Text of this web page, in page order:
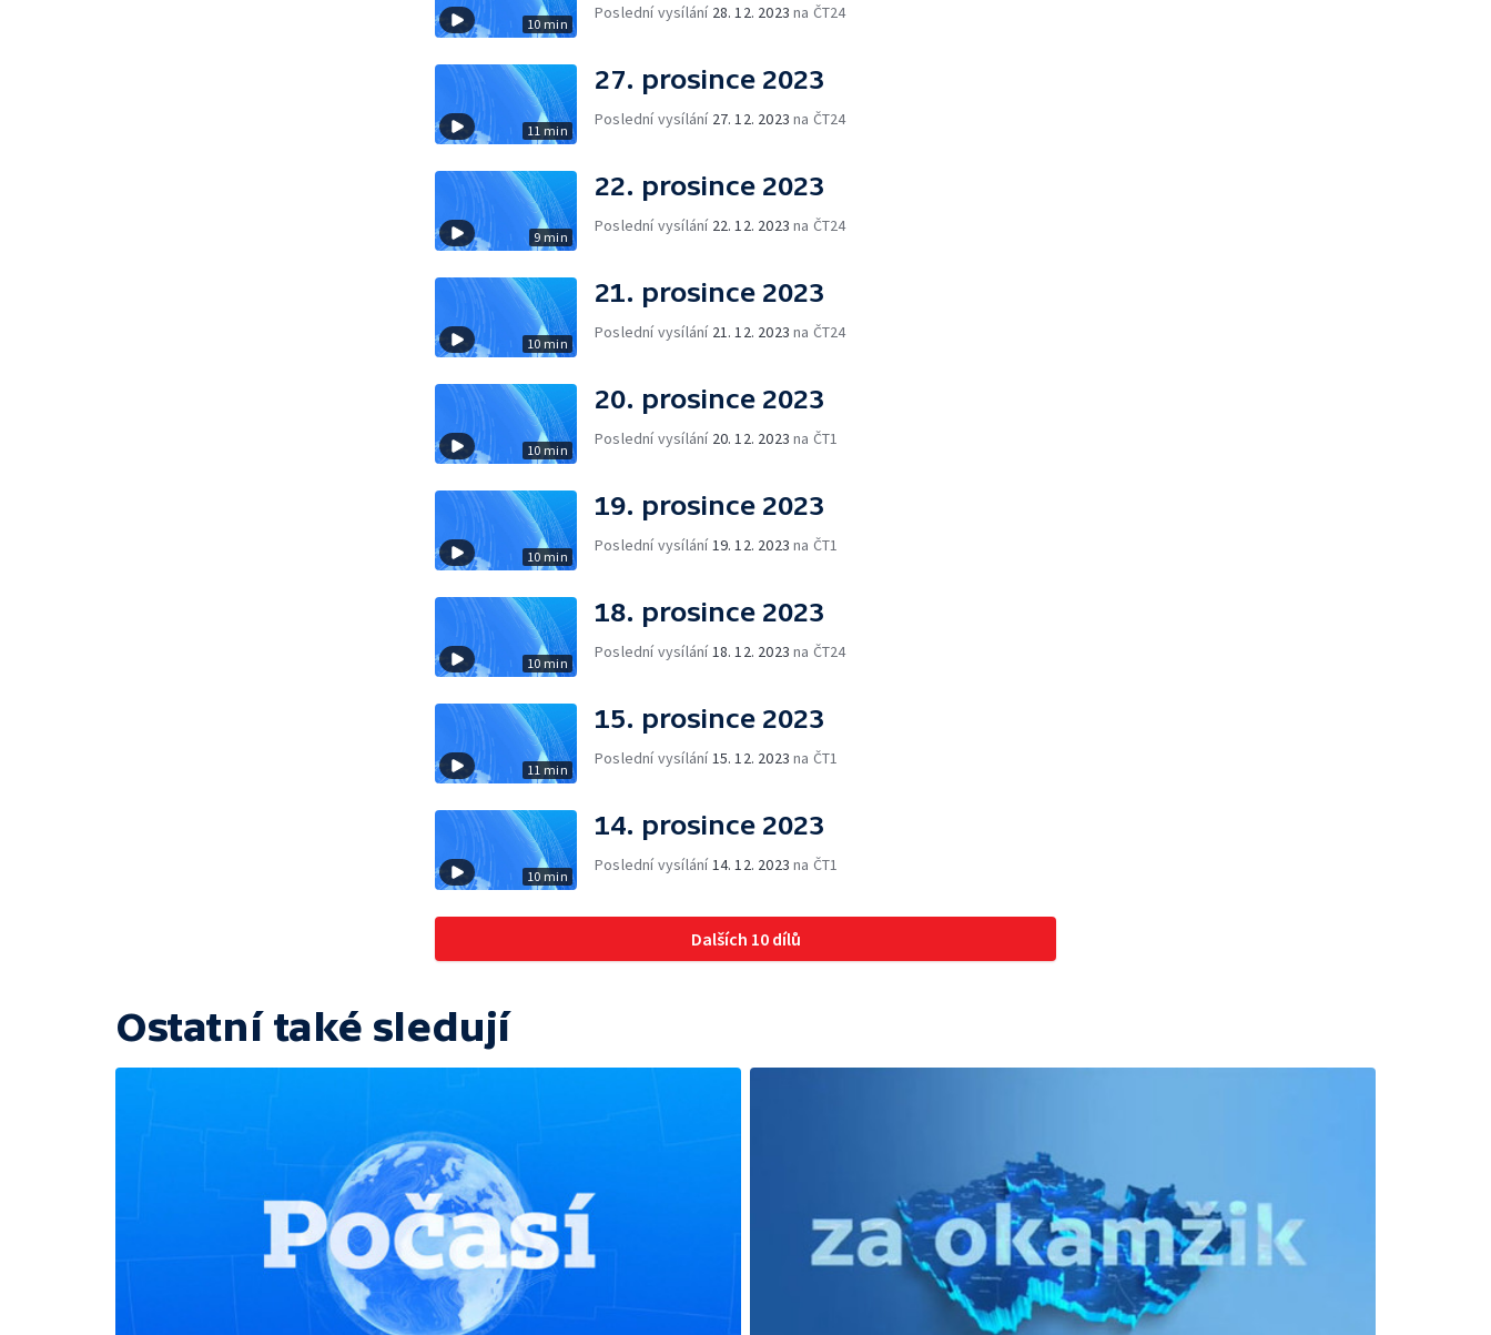
10 min
Poslední vysílání 28. 12. 2023 na ČT24
11 min
27. prosince 2023
Poslední vysílání 27. 12. 2023 na ČT24
9 min
22. prosince 2023
Poslední vysílání 22. 12. 2023 na ČT24
10 min
21. prosince 2023
Poslední vysílání 21. 12. 2023 na ČT24
10 min
20. prosince 2023
Poslední vysílání 20. 12. 2023 na ČT1
10 min
19. prosince 2023
Poslední vysílání 19. 12. 2023 na ČT1
10 min
18. prosince 2023
Poslední vysílání 18. 12. 2023 na ČT24
11 min
15. prosince 2023
Poslední vysílání 15. 12. 2023 na ČT1
10 min
14. prosince 2023
Poslední vysílání 14. 12. 2023 na ČT1
Dalších 10 dílů
Ostatní také sledují